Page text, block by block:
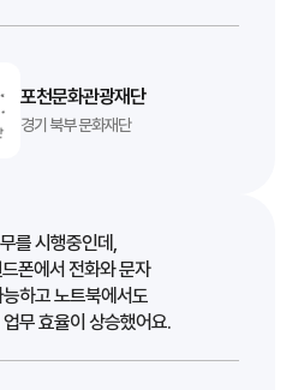
포천문화관광재단
경기 북부 문화재단
를 시행중인데,
폰에서 전화와 문자
하고 노트북에서도
무 효율이 상승했어요.